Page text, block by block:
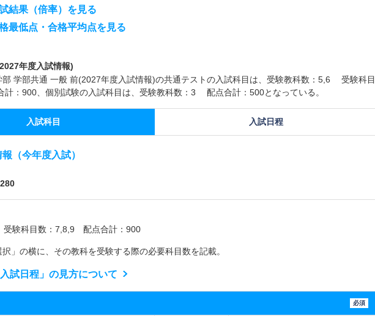
結果（倍率）を見る
最低点・合格平均点を見る
年度入試情報)
部 学部共通 一般 前(2027年度入試情報)の共通テストの入試科目は、受験教科数：5,6 受験科目
：900、個別試験の入試科目は、受験教科数：3 配点合計：500となっている。
入試科目 入試日程
（今年度入試）
験科目数：7,8,9 配点合計：900
」の横に、その教科を受験する際の必要科目数を記載。
試日程」の見方について
必須